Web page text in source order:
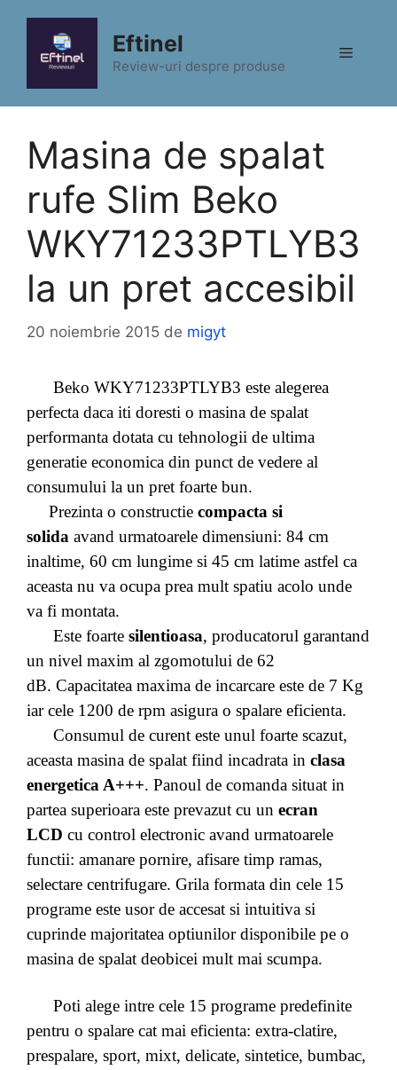
conținut
Eftinel
Review-uri despre produse
Meniu
Masina de spalat
rufe Slim Beko
WKY71233PTLYB3
la un pret accesibil
20 noiembrie 2015 de migyt
Beko WKY71233PTLYB3 este alegerea
perfecta daca iti doresti o masina de spalat
performanta dotata cu tehnologii de ultima
generatie economica din punct de vedere al
consumului la un pret foarte bun.
Prezinta o constructie compacta si
solida avand urmatoarele dimensiuni: 84 cm
inaltime, 60 cm lungime si 45 cm latime astfel ca
aceasta nu va ocupa prea mult spatiu acolo unde
va fi montata.
Este foarte silentioasa, producatorul garantand
un nivel maxim al zgomotului de 62
dB. Capacitatea maxima de incarcare este de 7 Kg
iar cele 1200 de rpm asigura o spalare eficienta.
Consumul de curent este unul foarte scazut,
aceasta masina de spalat fiind incadrata in clasa
energetica A+++. Panoul de comanda situat in
partea superioara este prevazut cu un ecran
LCD cu control electronic avand urmatoarele
functii: amanare pornire, afisare timp ramas,
selectare centrifugare. Grila formata din cele 15
programe este usor de accesat si intuitiva si
cuprinde majoritatea optiunilor disponibile pe o
masina de spalat deobicei mult mai scumpa.
Poti alege intre cele 15 programe predefinite
pentru o spalare cat mai eficienta: extra-clatire,
prespalare, sport, mixt, delicate, sintetice, bumbac,